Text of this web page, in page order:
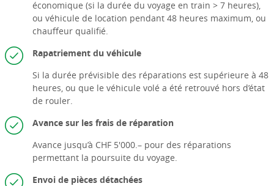
économique (si la durée du voyage en train > 7 heures),
ou véhicule de location pendant 48 heures maximum, ou
chauffeur qualifié.
Rapatriement du véhicule
Si la durée prévisible des réparations est supérieure à 48
heures, ou que le véhicule volé a été retrouvé hors d’état
de rouler.
Avance sur les frais de réparation
Avance jusqu’à CHF 5'000.– pour des réparations
permettant la poursuite du voyage.
Envoi de pièces détachées